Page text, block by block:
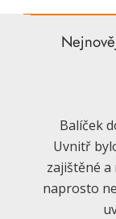
Balíček
Uvnitř
zajištěné a
naprosto